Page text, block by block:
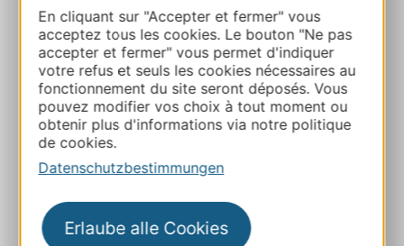
En cliquant sur "Accepter et fermer" vous
acceptez tous les cookies. Le bouton "Ne pas
accepter et fermer" vous permet d'indiquer
votre refus et seuls les cookies nécessaires au
fonctionnement du site seront déposés. Vous
pouvez modifier vos choix à tout moment ou
obtenir plus d'informations via notre politique
de cookies.
Datenschutzbestimmungen
Erlaube alle Cookies
E-mail
Webseite
Facebook